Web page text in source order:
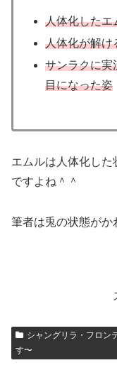
人体化したエ
人体化が解け
サンラクに実
目になった姿
エムルは人体化し
ですよね＾＾
筆者は兎の状態がか
シャングリラ・フロン
す〜